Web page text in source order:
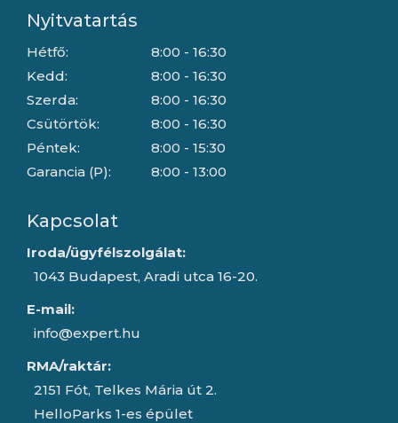
Nyitvatartás
Hétfő:
Kedd:
Szerda:
Csütörtök:
Péntek:
Garancia (P):
8:00 - 16:30
8:00 - 16:30
8:00 - 16:30
8:00 - 16:30
8:00 - 15:30
8:00 - 13:00
Kapcsolat
Iroda/ügyfélszolgálat:
1043 Budapest, Aradi utca 16-20.
E-mail:
info@expert.hu
RMA/raktár:
2151 Fót, Telkes Mária út 2.
HelloParks 1-es épület